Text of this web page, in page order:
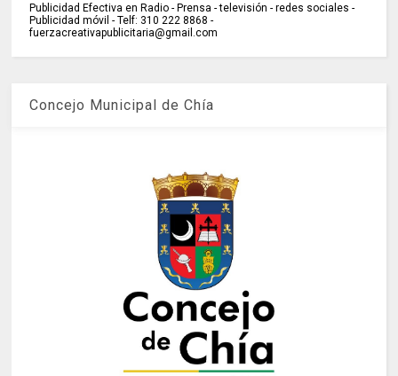
Publicidad Efectiva en Radio - Prensa - televisión - redes sociales -
Publicidad móvil - Telf: 310 222 8868 -
fuerzacreativapublicitaria@gmail.com
Concejo Municipal de Chía